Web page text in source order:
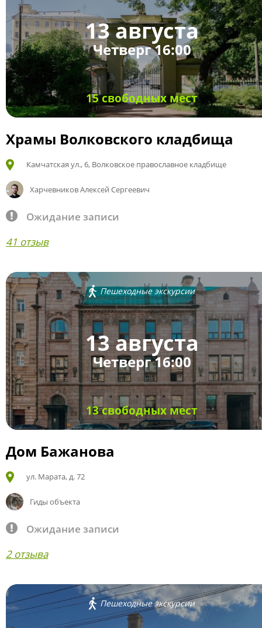
13 августа
Четверг 16:00
15 свободных мест
Храмы Волковского кладбища
Камчатская ул., 6, Волковское православное кладбище
Харчевников Алексей Сергеевич
Ожидание записи
41 отзыв
Пешеходные экскурсии
13 августа
Четверг 16:00
13 свободных мест
Дом Бажанова
ул. Марата, д. 72
Гиды объекта
Ожидание записи
2 отзыва
Пешеходные экскурсии